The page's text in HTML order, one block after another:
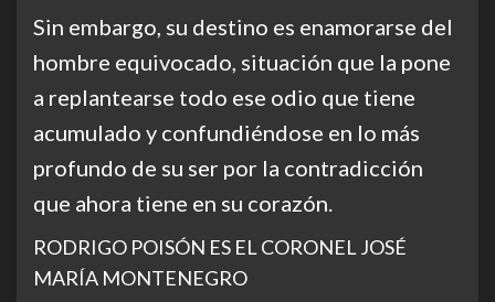
Sin embargo, su destino es enamorarse del
hombre equivocado, situación que la pone
a replantearse todo ese odio que tiene
acumulado y confundiéndose en lo más
profundo de su ser por la contradicción
que ahora tiene en su corazón.
RODRIGO POISÓN ES EL CORONEL JOSÉ
MARÍA MONTENEGRO